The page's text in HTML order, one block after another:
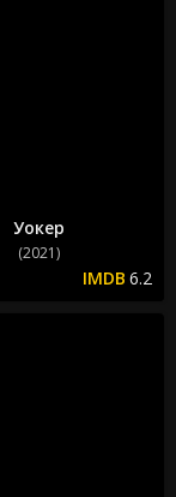
Уокер
(2021)
6.2